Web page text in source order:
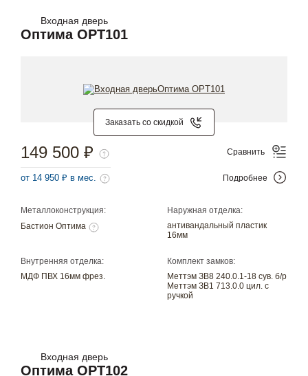
Входная дверь
Оптима OPT101
Заказать со скидкой
Металлоконструкция:
Бастион Оптима
Наружная отделка:
антивандальный пластик
16мм
Внутренняя отделка:
МДФ ПВХ 16мм фрез.
Комплект замков:
Меттэм ЗВ8 240.0.1-18 сув. б/р
Меттэм ЗВ1 713.0.0 цил. с
ручкой
149 500 ₽
от 14 950 ₽ в мес.
Сравнить
Подробнее
Входная дверь
Оптима OPT102